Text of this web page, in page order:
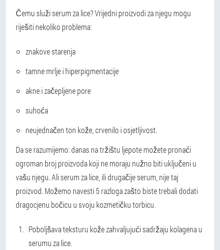
Čemu služi serum za lice? Vrijedni proizvodi za njegu mogu
riješiti nekoliko problema:
znakove starenja
tamne mrlje i hiperpigmentacije
akne i začepljene pore
suhoća
neujednačen ton kože, crvenilo i osjetljivost.
Da se razumijemo: danas na tržištu ljepote možete pronaći
ogroman broj proizvoda koji ne moraju nužno biti uključeni u
vašu njegu. Ali serum za lice, ili drugačije serum, nije taj
proizvod. Možemo navesti 5 razloga zašto biste trebali dodati
dragocjenu bočicu u svoju kozmetičku torbicu.
Poboljšava teksturu kože zahvaljujući sadržaju kolagena u
serumu za lice.